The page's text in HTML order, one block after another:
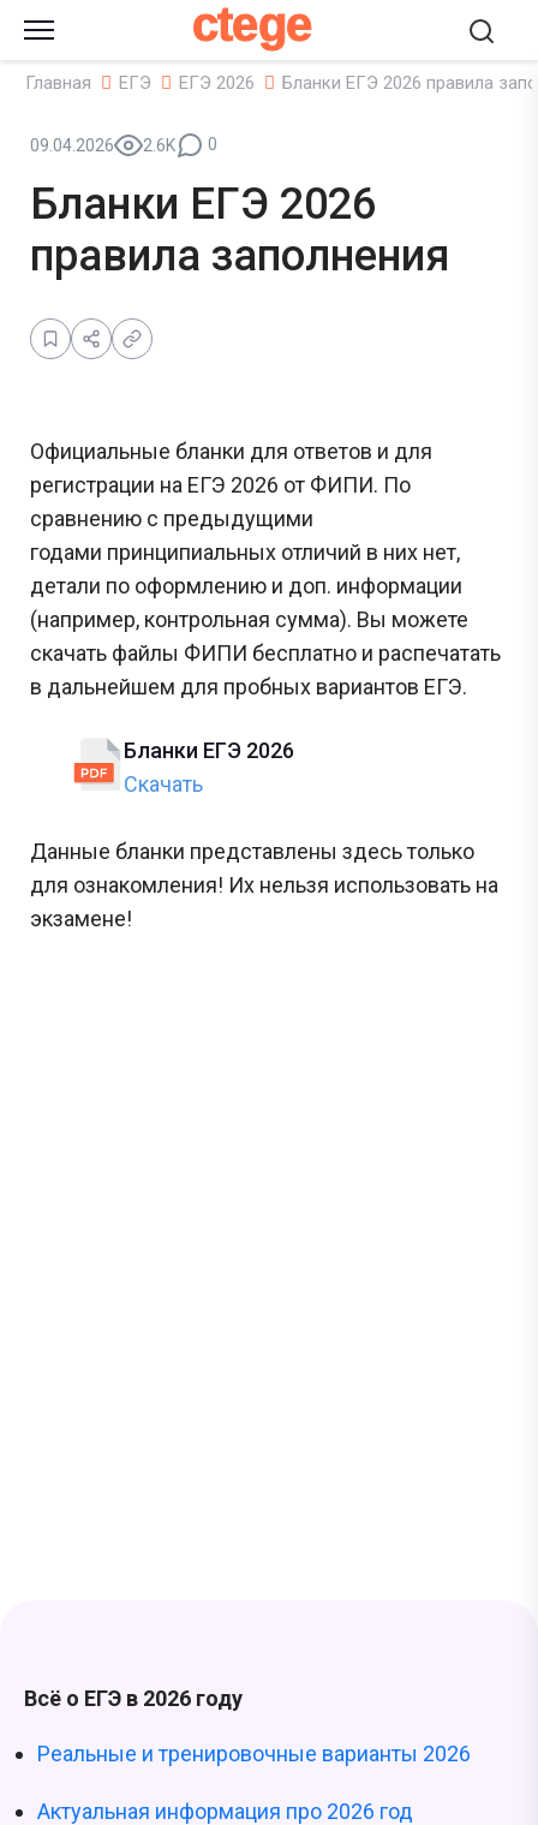
ctege
Главная ЕГЭ ЕГЭ 2026 Бланки ЕГЭ 2026 правила
09.04.2026 2.6K 0
Бланки ЕГЭ 2026
правила заполнения
Официальные бланки для ответов и для
регистрации на ЕГЭ 2026 от ФИПИ. По
сравнению с предыдущими
годами принципиальных отличий в них нет,
детали по оформлению и доп. информации
(например, контрольная сумма). Вы можете
скачать файлы ФИПИ бесплатно и распечатать
в дальнейшем для пробных вариантов ЕГЭ.
Бланки ЕГЭ 2026
Скачать
Данные бланки представлены здесь только
для ознакомления! Их нельзя использовать на
экзамене!
Всё о ЕГЭ в 2026 году
Реальные и тренировочные варианты 2026
Актуальная информация про 2026 год